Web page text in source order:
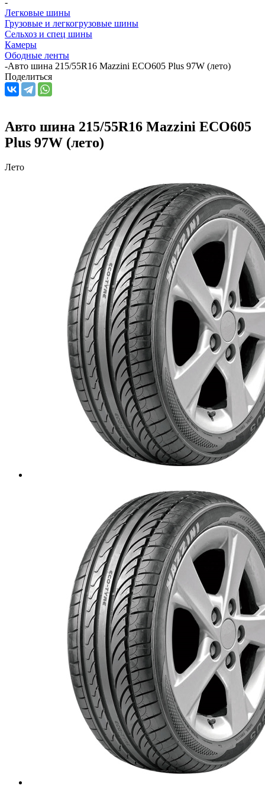
Легковые шины
Грузовые и легкогрузовые шины
Сельхоз и спец шины
Камеры
Ободные ленты
-Авто шина 215/55R16 Mazzini ECO605 Plus 97W (лето)
Поделиться
Авто шина 215/55R16 Mazzini ECO605
Plus 97W (лето)
Лето